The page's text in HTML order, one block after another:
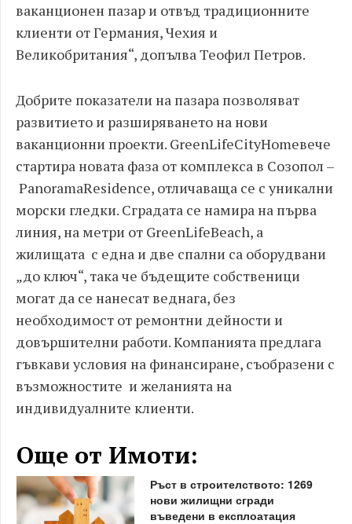
ваканционен пазар и отвъд традиционните
клиенти от Германия, Чехия и
Великобритания“, допълва Теофил Петров.
Добрите показатели на пазара позволяват
развитието и разширяването на нови
ваканционни проекти. GreenLifeCityHomeвече
стартира новата фаза от комплекса в Созопол –
PanoramaResidence, отличаваща се с уникални
морски гледки. Сградата се намира на първа
линия, на метри от GreenLifeBeach, а
жилищата с една и две спални са оборудвани
„до ключ“, така че бъдещите собственици
могат да се нанесат веднага, без
необходимост от ремонтни дейности и
довършителни работи. Компанията предлага
гъвкави условия на финансиране, съобразени с
възможностите и желанията на
индивидуалните клиенти.
Още от Имоти:
Ръст в строителството: 1269
нови жилищни сгради
въведени в експлоатация